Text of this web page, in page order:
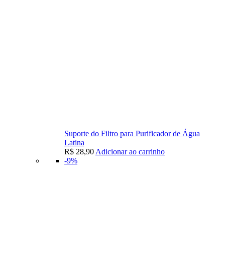
Suporte do Filtro para Purificador de Água
Latina
R$ 28,90 Adicionar ao carrinho
-9%